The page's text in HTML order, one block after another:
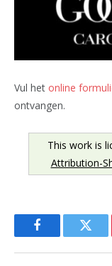
Vul het online
ontvangen.
This work is
Attribution-
Facebook